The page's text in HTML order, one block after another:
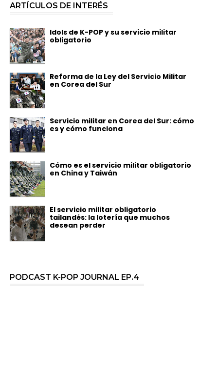
ARTÍCULOS DE INTERÉS
Idols de K-POP y su servicio militar
obligatorio
Reforma de la Ley del Servicio Militar
en Corea del Sur
Servicio militar en Corea del Sur: cómo
es y cómo funciona
Cómo es el servicio militar obligatorio
en China y Taiwán
El servicio militar obligatorio
tailandés: la lotería que muchos
desean perder
PODCAST K-POP JOURNAL EP.4